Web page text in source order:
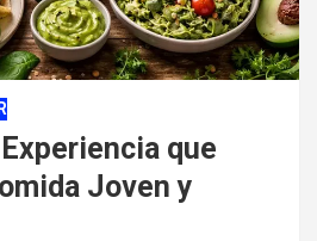
que
Joven y